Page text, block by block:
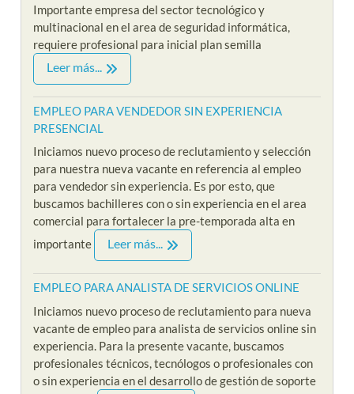
Importante empresa del sector tecnológico y
multinacional en el area de seguridad informática,
requiere profesional para inicial plan semilla
Leer más...
EMPLEO PARA VENDEDOR SIN EXPERIENCIA
PRESENCIAL
Iniciamos nuevo proceso de reclutamiento y selección
para nuestra nueva vacante en referencia al empleo
para vendedor sin experiencia. Es por esto, que
buscamos bachilleres con o sin experiencia en el area
comercial para fortalecer la pre-temporada alta en
importante
Leer más...
EMPLEO PARA ANALISTA DE SERVICIOS ONLINE
Iniciamos nuevo proceso de reclutamiento para nueva
vacante de empleo para analista de servicios online sin
experiencia. Para la presente vacante, buscamos
profesionales técnicos, tecnólogos o profesionales con
o sin experiencia en el desarrollo de gestión de soporte